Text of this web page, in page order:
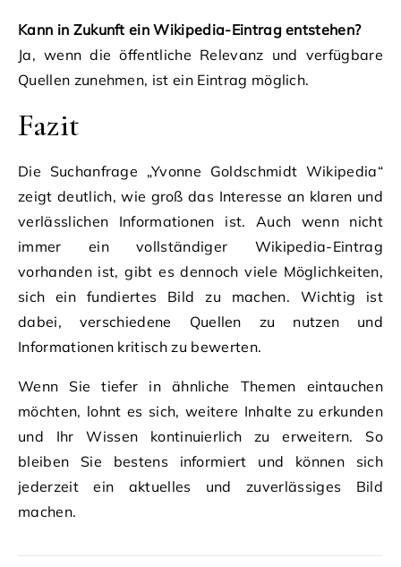
Kann in Zukunft ein Wikipedia-Eintrag entstehen?
Ja, wenn die öffentliche Relevanz und verfügbare
Quellen zunehmen, ist ein Eintrag möglich.
Fazit
Die Suchanfrage „Yvonne Goldschmidt Wikipedia“
zeigt deutlich, wie groß das Interesse an klaren und
verlässlichen Informationen ist. Auch wenn nicht
immer ein vollständiger Wikipedia-Eintrag
vorhanden ist, gibt es dennoch viele Möglichkeiten,
sich ein fundiertes Bild zu machen. Wichtig ist
dabei, verschiedene Quellen zu nutzen und
Informationen kritisch zu bewerten.
Wenn Sie tiefer in ähnliche Themen eintauchen
möchten, lohnt es sich, weitere Inhalte zu erkunden
und Ihr Wissen kontinuierlich zu erweitern. So
bleiben Sie bestens informiert und können sich
jederzeit ein aktuelles und zuverlässiges Bild
machen.